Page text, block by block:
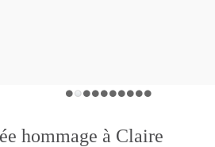
hommage à Claire